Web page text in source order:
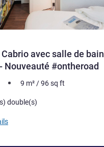
avec salle de bain
Nouveauté #ontheroad
9 m² /96sq ft
double(s)